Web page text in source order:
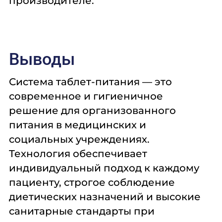
Выводы
Система таблет-питания — это
современное и гигиеничное
решение для организованного
питания в медицинских и
социальных учреждениях.
Технология обеспечивает
индивидуальный подход к каждому
пациенту, строгое соблюдение
диетических назначений и высокие
санитарные стандарты при